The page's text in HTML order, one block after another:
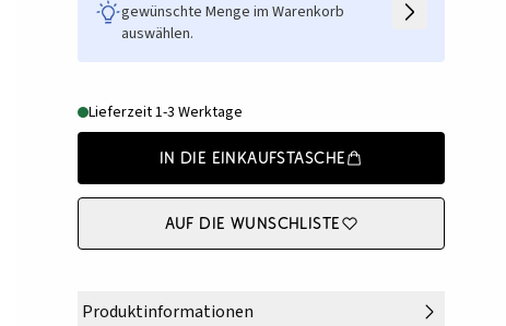
gewünschte Menge im Warenkorb
auswählen.
Lieferzeit 1-3 Werktage
In die Einkaufstasche
Auf die Wunschliste
Produktinformationen